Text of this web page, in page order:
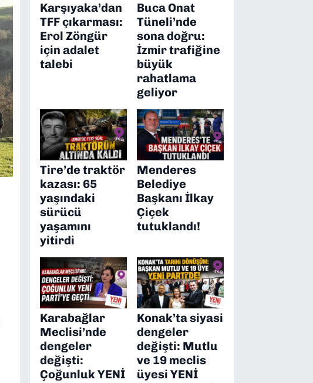
Karşıyaka’dan
TFF çıkarması:
Erol Zöngür
için adalet
talebi
Buca Onat
Tüneli’nde
sona doğru:
İzmir trafiğine
büyük
rahatlama
geliyor
Tire’de traktör
kazası: 65
yaşındaki
sürücü
yaşamını
yitirdi
Menderes
Belediye
Başkanı İlkay
Çiçek
tutuklandı!
Karabağlar
Meclisi’nde
dengeler
değişti:
Çoğunluk YENİ
Konak’ta siyasi
dengeler
değişti: Mutlu
ve 19 meclis
üyesi YENİ